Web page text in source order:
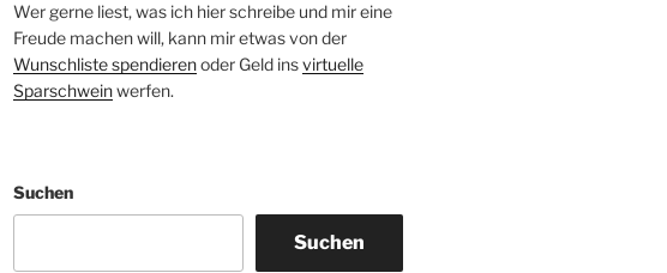
Wer gerne liest, was ich hier schreibe und mir eine
Freude machen will, kann mir etwas von der
Wunschliste spendierenoder Geld insvirtuelle
Sparschweinwerfen.
Suchen
Suchen